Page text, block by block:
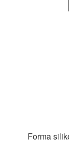
Forma